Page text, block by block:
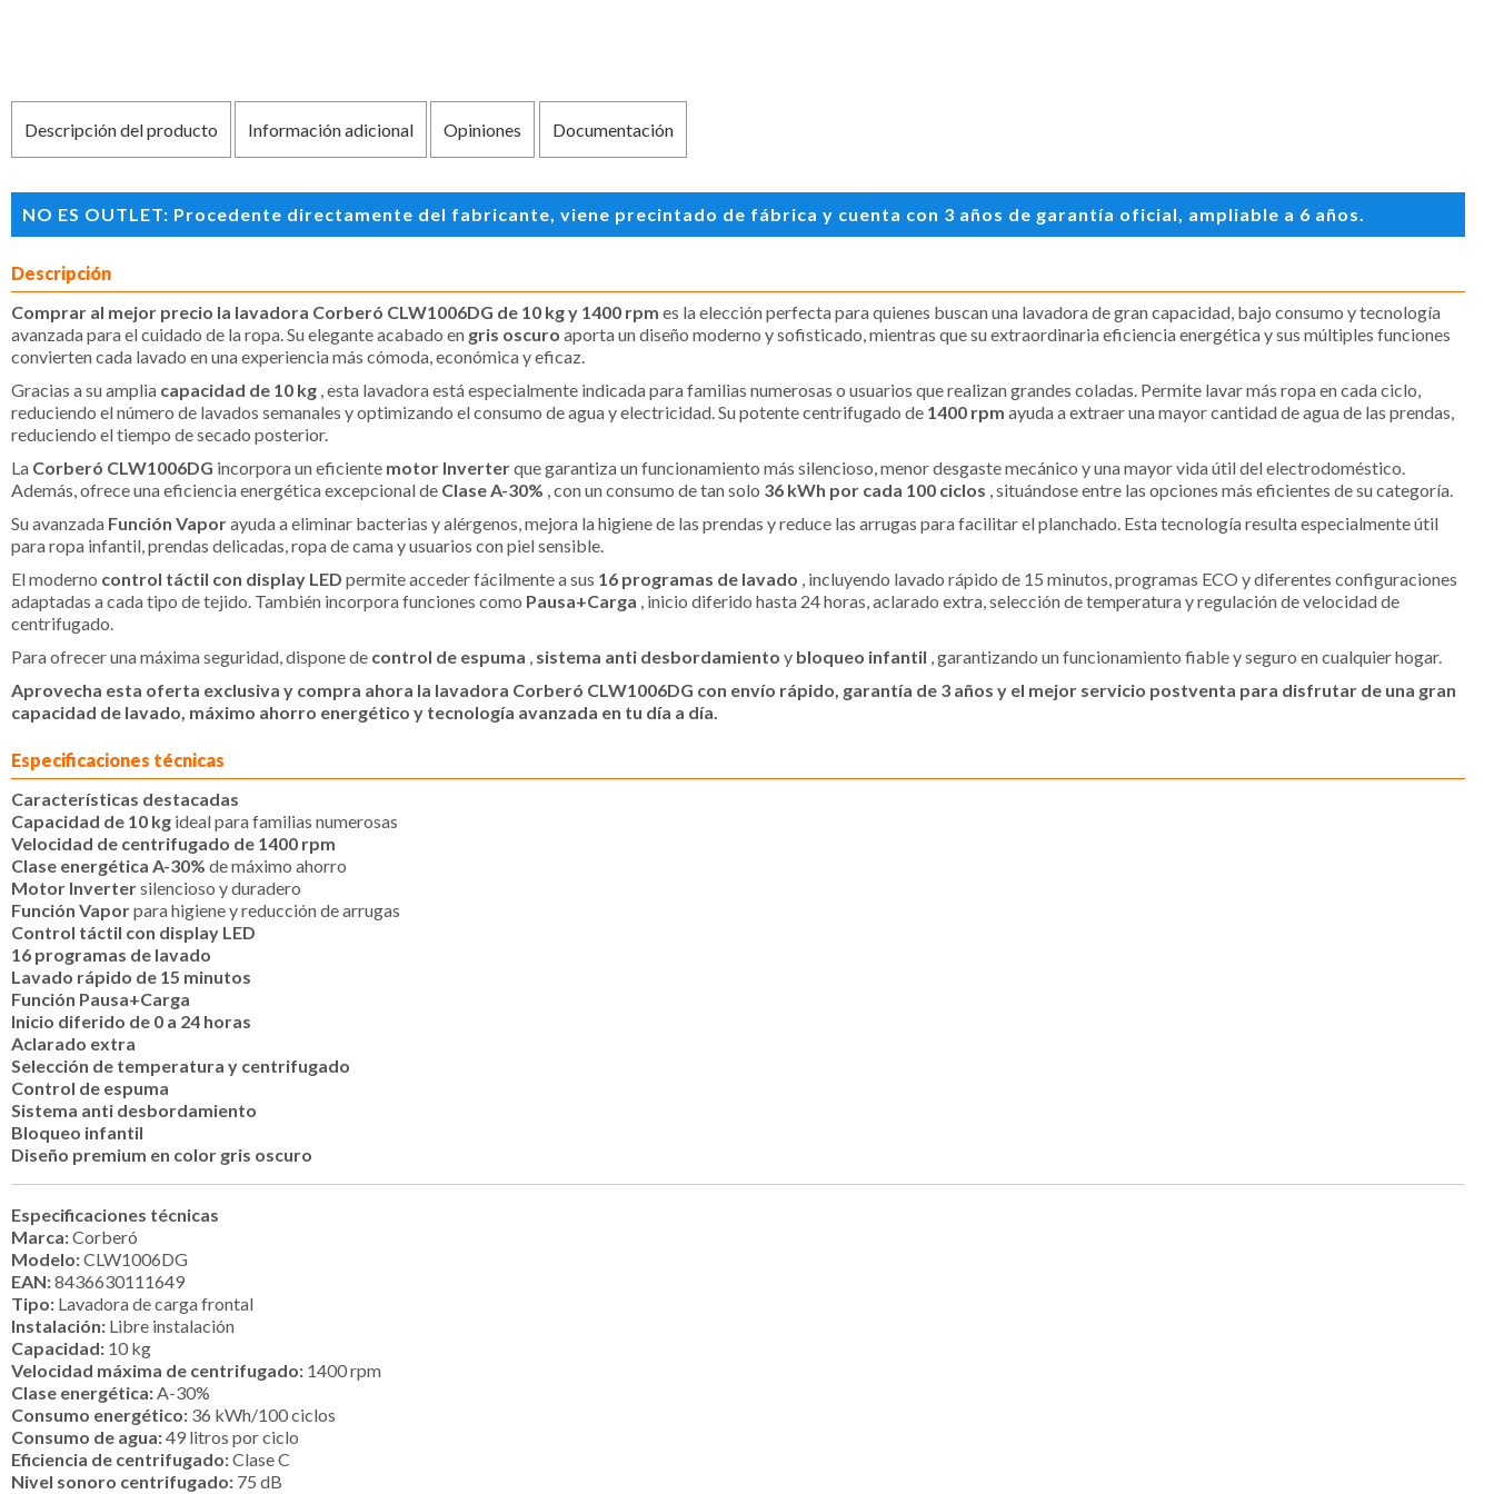
Descripción del producto Información adicional Opiniones Documentación
NO ES OUTLET: Procedente directamente del fabricante, viene precintado de fábrica y cuenta con 3 años de garantía oficial, ampliable a 6 años.
Descripción
Comprar al mejor precio la lavadora Corberó CLW1006DG de 10 kg y 1400 rpm es la elección perfecta para quienes buscan una lavadora de gran capacidad, bajo consumo y tecnología
avanzada para el cuidado de la ropa. Su elegante acabado en gris oscuro aporta un diseño moderno y sofisticado, mientras que su extraordinaria eficiencia energética y sus múltiples funciones
convierten cada lavado en una experiencia más cómoda, económica y eficaz.
Gracias a su amplia capacidad de 10 kg , esta lavadora está especialmente indicada para familias numerosas o usuarios que realizan grandes coladas. Permite lavar más ropa en cada ciclo,
reduciendo el número de lavados semanales y optimizando el consumo de agua y electricidad. Su potente centrifugado de 1400 rpm ayuda a extraer una mayor cantidad de agua de las prendas,
reduciendo el tiempo de secado posterior.
La Corberó CLW1006DG incorpora un eficiente motor Inverterque garantiza un funcionamiento más silencioso, menor desgaste mecánico y una mayor vida útil del electrodoméstico.
Además, ofrece una eficiencia energética excepcional de Clase A-30% , con un consumo de tan solo 36 kWh por cada 100 ciclos , situándose entre las opciones más eficientes de su categoría.
Su avanzada Función Vaporayuda a eliminar bacterias y alérgenos, mejora la higiene de las prendas y reduce las arrugas para facilitar el planchado. Esta tecnología resulta especialmente útil
para ropa infantil, prendas delicadas, ropa de cama y usuarios con piel sensible.
El moderno control táctil con display LED permite acceder fácilmente a sus 16 programas de lavado , incluyendo lavado rápido de 15 minutos, programas ECO y diferentes configuraciones
adaptadas a cada tipo de tejido. También incorpora funciones como Pausa+Carga , inicio diferido hasta 24 horas, aclarado extra, selección de temperatura y regulación de velocidad de
centrifugado.
Para ofrecer una máxima seguridad, dispone de control de espuma , sistema anti desbordamiento y bloqueo infantil , garantizando un funcionamiento fiable y seguro en cualquier hogar.
Aprovecha esta oferta exclusiva y compra ahora la lavadora Corberó CLW1006DG con envío rápido, garantía de 3 años y el mejor servicio postventa para disfrutar de una gran
capacidad de lavado, máximo ahorro energético y tecnología avanzada en tu día a día.
Especificaciones técnicas
Características destacadas
Capacidad de 10 kg ideal para familias numerosas
Velocidad de centrifugado de 1400 rpm
Clase energética A-30% de máximo ahorro
Motor Invertersilencioso y duradero
Función Vaporpara higiene y reducción de arrugas
Control táctil con display LED
16 programas de lavado
Lavado rápido de 15 minutos
Función Pausa+Carga
Inicio diferido de 0 a 24 horas
Aclarado extra
Selección de temperatura y centrifugado
Control de espuma
Sistema anti desbordamiento
Bloqueo infantil
Diseño premium en color gris oscuro
Especificaciones técnicas
Marca:Corberó
Modelo:CLW1006DG
EAN:8436630111649
Tipo: Lavadora de carga frontal
Instalación: Libre instalación
Capacidad: 10 kg
Velocidad máxima de centrifugado: 1400 rpm
Clase energética:A-30%
Consumo energético: 36 kWh/100 ciclos
Consumo de agua:49 litros por ciclo
Eficiencia de centrifugado:Clase C
Nivel sonoro centrifugado: 75 dB